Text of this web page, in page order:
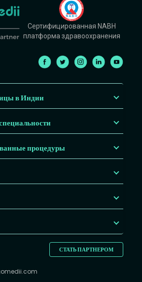
Сертифицированная NABH
платформа здравоохранения
в Индии
процедуры
СТАТЬ ПАРТНЕРОМ